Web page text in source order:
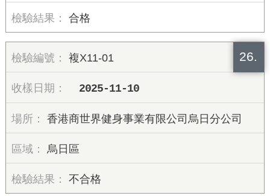
合格
26.
複X11-01
2025-11-10
香港商世界健身事業有限公司烏日分公司
烏日區
不合格